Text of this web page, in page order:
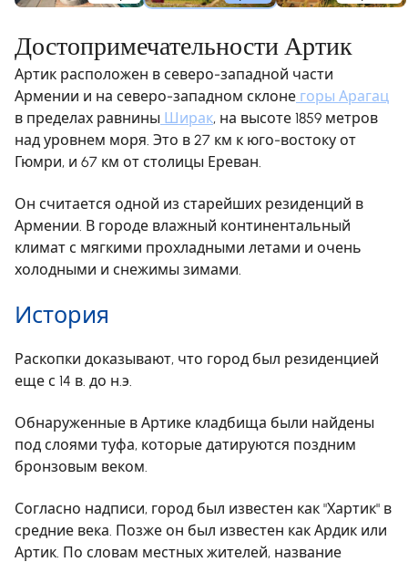
Достопримечательности Артик
Артик расположен в северо-западной части
Армении и на северо-западном склоне горы Арагац
в пределах равнины Ширак, на высоте 1859 метров
над уровнем моря. Это в 27 км к юго-востоку от
Гюмри, и 67 км от столицы Ереван.
Он считается одной из старейших резиденций в
Армении. В городе влажный континентальный
климат с мягкими прохладными летами и очень
холодными и снежимы зимами.
История
Раскопки доказывают, что город был резиденцией
еще с 14 в. до н.э.
Обнаруженные в Артике кладбища были найдены
под слоями туфа, которые датируются поздним
бронзовым веком.
Согласно надписи, город был известен как "Хартик" в
средние века. Позже он был известен как Ардик или
Артик. По словам местных жителей, название